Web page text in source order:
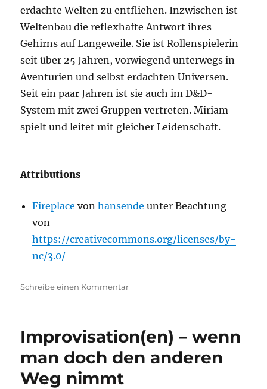
erdachte Welten zu entfliehen. Inzwischen ist
Weltenbau die reflexhafte Antwort ihres
Gehirns auf Langeweile. Sie ist Rollenspielerin
seit über 25 Jahren, vorwiegend unterwegs in
Aventurien und selbst erdachten Universen.
Seit ein paar Jahren ist sie auch im D&D-
System mit zwei Gruppen vertreten. Miriam
spielt und leitet mit gleicher Leidenschaft.
Attributions
Fireplace vonhansende unter Beachtung
von
https://creativecommons.org/licenses/by-
nc/3.0/
Schreibe einen Kommentarzu
Bauen
Improvisation(en) – wenn
man doch den anderen
Weg nimmt